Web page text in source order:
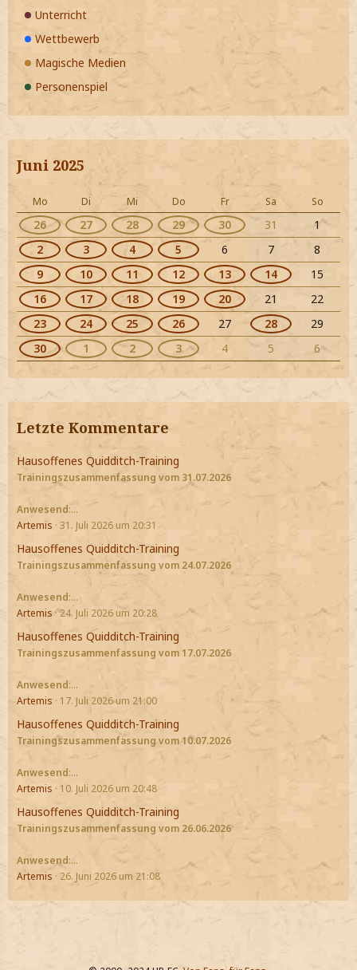
Unterricht
Wettbewerb
Magische Medien
Personenspiel
Juni 2025
Mo Di Mi Do Fr Sa So
26 27 28 29 30 31
1
2
3 4 5 6 7
8
9
10 11 12 13 14
15
16
17 18 19 20 21
22
23
24 25 26 27 28
29
30
1 2 3 4 5 6
Letzte Kommentare
Hausoffenes Quidditch-Training
Trainingszusammenfassung vom 31.07.2026
Anwesend:…
Artemis 31. Juli 2026 um 20:31
Hausoffenes Quidditch-Training
Trainingszusammenfassung vom 24.07.2026
Anwesend:…
Artemis 24. Juli 2026 um 20:28
Hausoffenes Quidditch-Training
Trainingszusammenfassung vom 17.07.2026
Anwesend:…
Artemis
17. Juli 2026 um 21:00
Hausoffenes Quidditch-Training
Trainingszusammenfassung vom 10.07.2026
Anwesend:…
Artemis
10. Juli 2026 um 20:48
Hausoffenes Quidditch-Training
Trainingszusammenfassung vom 26.06.2026
Anwesend:…
Artemis
26. Juni 2026 um 21:08